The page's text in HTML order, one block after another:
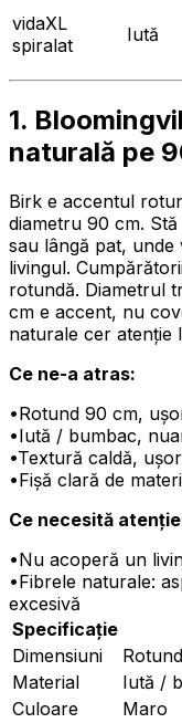
vidaXL
spiralat
Iută
1.
naturală pe
Birk e accentul
diametru 90 cm.
sau lângă pat,
livingul.
rotundă. Diametrul
cm e accent, nu
naturale cer atenție
Ce ne-a atras:
•Rotund 90 cm,
•Iută / bumbac,
•Textură caldă,
•Fișă clară de
Ce necesită
•Nu acoperă un
•Fibrele naturale:
excesivă
Specificație
Dimensiuni
Material
Iută /
Culoare
Maro